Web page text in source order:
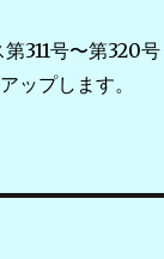
311号〜第320
ップします。